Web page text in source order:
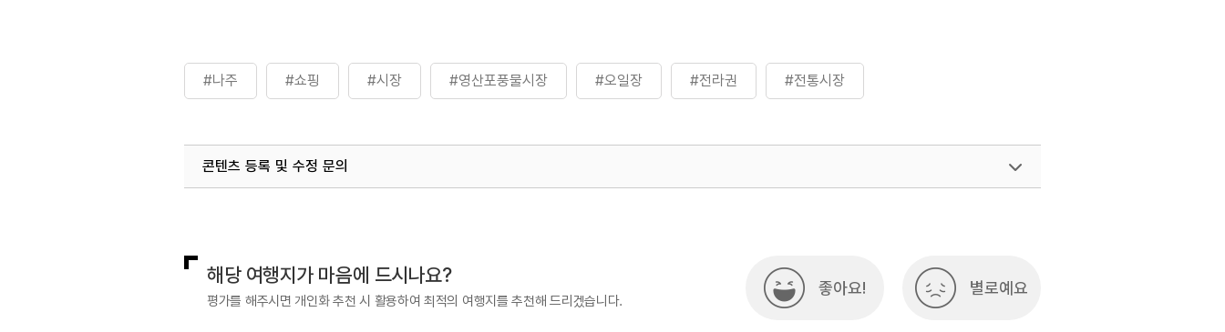
#나주 #쇼핑 #시장 #영산포풍물시장 #오일장 #전라권 #전통시장
콘텐츠 등록 및 수정 문의
해당 여행지가 마음에 드시나요?
평가를 해주시면 개인화 추천 시 활용하여 최적의 여행지를 추천해 드리겠습니다.
좋아요! 별로예요